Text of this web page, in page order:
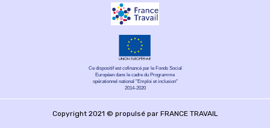
Ce dispositif est cofinancé par le Fonds Social
Européen dans le cadre du Programme
opérationnel national "Emploi et inclusion"
2014-2020
Copyright 2021 © propulsé par FRANCE TRAVAIL